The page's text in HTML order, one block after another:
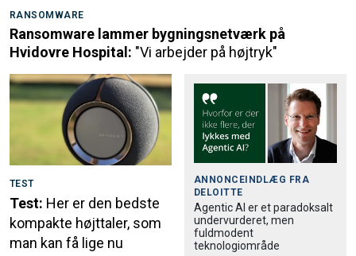
RANSOMWARE
Ransomware lammer bygningsnetværk på
Hvidovre Hospital: "Vi arbejder på højtryk"
TEST
Test: Her er den bedste
kompakte højttaler, som
man kan få lige nu
ANNONCEINDLÆG FRA
DELOITTE
Agentic AI er et paradoksalt
undervurderet, men
fuldmodent
teknologiområde